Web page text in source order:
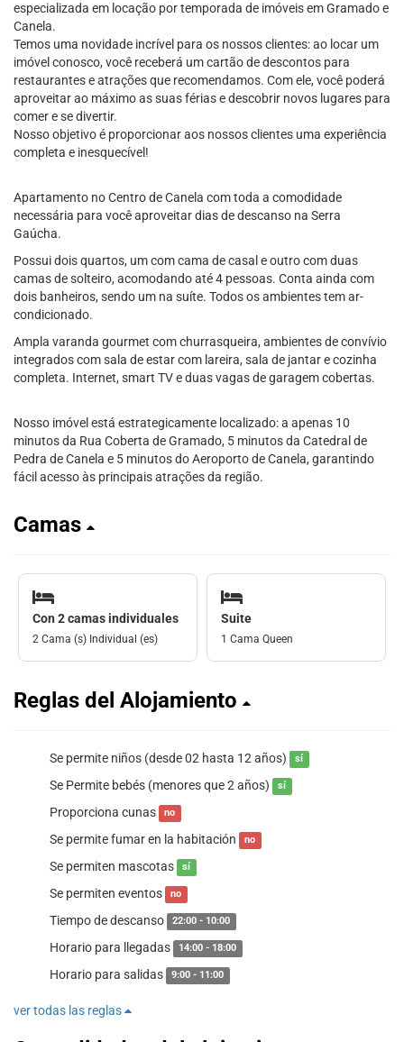
especializada em locação por temporada de imóveis em Gramado e
Canela.
Temos uma novidade incrível para os nossos clientes: ao locar um
imóvel conosco, você receberá um cartão de descontos para
restaurantes e atrações que recomendamos. Com ele, você poderá
aproveitar ao máximo as suas férias e descobrir novos lugares para
comer e se divertir.
Nosso objetivo é proporcionar aos nossos clientes uma experiência
completa e inesquecível!
Apartamento no Centro de Canela com toda a comodidade
necessária para você aproveitar dias de descanso na Serra
Gaúcha.
Possui dois quartos, um com cama de casal e outro com duas
camas de solteiro, acomodando até 4 pessoas. Conta ainda com
dois banheiros, sendo um na suíte. Todos os ambientes tem ar-
condicionado.
Ampla varanda gourmet com churrasqueira, ambientes de convívio
integrados com sala de estar com lareira, sala de jantar e cozinha
completa. Internet, smart TV e duas vagas de garagem cobertas.
Nosso imóvel está estrategicamente localizado: a apenas 10
minutos da Rua Coberta de Gramado, 5 minutos da Catedral de
Pedra de Canela e 5 minutos do Aeroporto de Canela, garantindo
fácil acesso às principais atrações da região.
Camas
Con 2 camas individuales
2 Cama (s) Individual (es)
Suite
1 Cama Queen
Reglas del Alojamiento
Se permite niños (desde 02 hasta 12 años) sí
Se Permite bebés (menores que 2 años) sí
Proporciona cunas no
Se permite fumar en la habitación no
Se permiten mascotas sí
Se permiten eventos no
Tiempo de descanso 22:00 - 10:00
Horario para llegadas 14:00 - 18:00
Horario para salidas 9:00 - 11:00
ver todas las reglas